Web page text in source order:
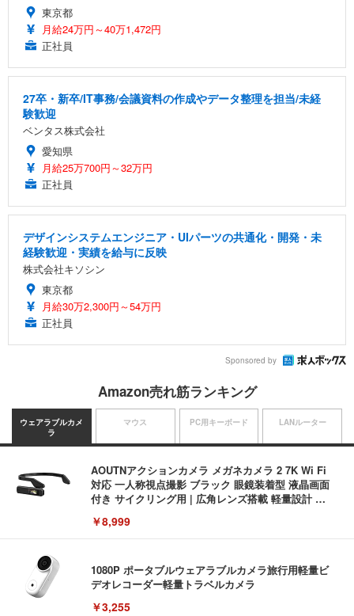
東京都
月給24万円～40万1,472円
正社員
27卒・新卒/IT事務/会議資料の作成やデータ整理を担当/未経
験歓迎
ベンタス株式会社
愛知県
月給25万700円～32万円
正社員
デザインシステムエンジニア・UIパーツの共通化・開発・未
経験歓迎・実績を給与に反映
株式会社キソシン
東京都
月給30万2,300円～54万円
正社員
Sponsored by
Amazon売れ筋ランキング
ウェアラブルカメ
ラ
AOUTNアクションカメラ メガネカメラ 2 7K Wi Fi
対応 一人称視点撮影 ブラック 眼鏡装着型 液晶画面
付き サイクリング用 | 広角レンズ搭載 軽量設計 簡
軽量ボディ設計 録音機能対応 着脱しやすい構造 旅
行記録にも使いやすい (S111 ブラック + イヤーフッ
￥8,999
1080P ポータブルウェアラブルカメラ旅行用軽量ビ
デオレコーダー軽量トラベルカメラ
￥3,255
マウス PC用キーボード LANルーター